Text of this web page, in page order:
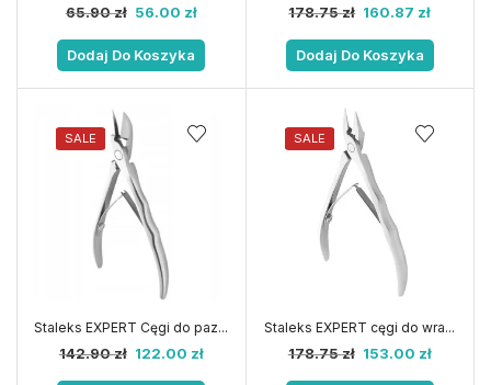
65.90zł 56.00 zł
Dodaj Do Koszyka
178.75zł 160.87 zł
Dodaj Do Koszyka
SALE
Staleks EXPERT Cęgi do paz...
142.90zł 122.00 zł
SALE
Staleks EXPERT cęgi do wra...
178.75zł 153.00 zł